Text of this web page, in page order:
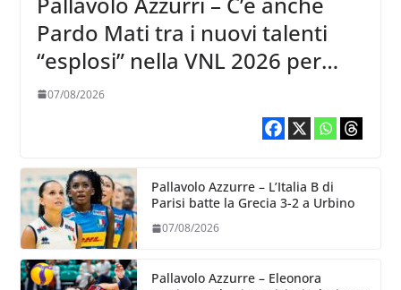
Pardo Mati tra i nuovi talenti
“esplosi” nella VNL 2026 per
Volleyball World
07/08/2026
Pallavolo Azzurre – L’Italia B di
Parisi batte la Grecia 3-2 a Urbino
07/08/2026
Pallavolo Azzurre – Eleonora